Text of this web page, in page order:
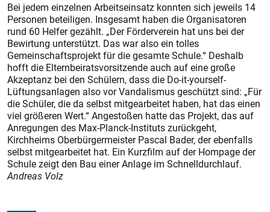
Bei jedem einzelnen Arbeitseinsatz konnten sich jeweils 14
Personen beteiligen. Insgesamt haben die Organisatoren
rund 60 Helfer gezählt. „Der Förderverein hat uns bei der
Bewirtung unterstützt. Das war also ein tolles
Gemeinschaftsprojekt für die gesamte Schule.“ Deshalb
hofft die Elternbeiratsvorsitzende auch auf eine große
Akzeptanz bei den Schülern, dass die Do-it-yourself-
Lüftungsanlagen also vor Vandalismus geschützt sind: „Für
die Schüler, die da selbst mitgearbeitet haben, hat das einen
viel größeren Wert.“ Angestoßen hatte das Projekt, das auf
Anregungen des Max-Planck-Instituts zurückgeht,
Kirchheims Oberbürgermeister Pascal Bader, der ebenfalls
selbst mitgearbeitet hat. Ein Kurzfilm auf der Hompage der
Schule zeigt den Bau einer Anlage im Schnelldurchlauf.
Andreas Volz